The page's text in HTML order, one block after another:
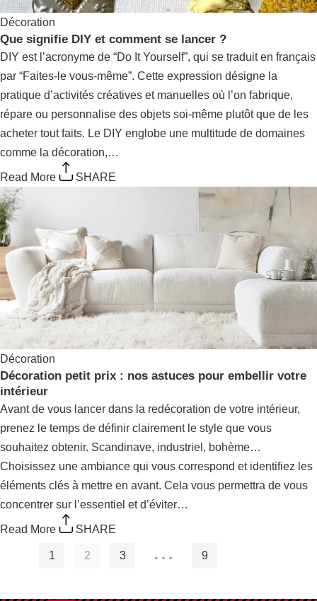
Décoration
Que signifie DIY et comment se lancer ?
DIY est l’acronyme de “Do It Yourself”, qui se traduit en
français par “Faites-le vous-même”. Cette expression
désigne la pratique d’activités créatives et manuelles où
l’on fabrique, répare ou personnalise des objets soi-même
plutôt que de les acheter tout faits. Le DIY englobe une
multitude de domaines comme la décoration,…
Read More
Décoration
Décoration petit prix : nos astuces pour embellir
votre intérieur
Avant de vous lancer dans la redécoration de votre
intérieur, prenez le temps de définir clairement le style que
vous souhaitez obtenir. Scandinave, industriel, bohème…
Choisissez une ambiance qui vous correspond et identifiez
les éléments clés à mettre en avant. Cela vous permettra
de vous concentrer sur l’essentiel et d’éviter…